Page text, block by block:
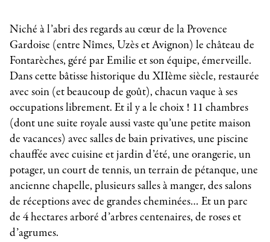
Niché à l’abri des regards au cœur de la Provence
Gardoise (entre Nîmes, Uzès et Avignon) le château de
Fontarèches, géré par Emilie et son équipe, émerveille.
Dans cette bâtisse historique du XIIème siècle, restaurée
avec soin (et beaucoup de goût), chacun vaque à ses
occupations librement. Et il y a le choix ! 11 chambres
(dont une suite royale aussi vaste qu’une petite maison
de vacances) avec salles de bain privatives, une piscine
chauffée avec cuisine et jardin d’été, une orangerie, un
potager, un court de tennis, un terrain de pétanque, une
ancienne chapelle, plusieurs salles à manger, des salons
de réceptions avec de grandes cheminées… Et un parc
de 4 hectares arboré d’arbres centenaires, de roses et
d’agrumes.